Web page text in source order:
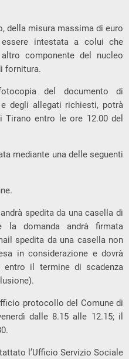
della misura massima di euro
essere intestata a colui che
componente del nucleo
fornitura.
del documento di
degli allegati richiesti, potrà
Tirano entro le ore 12.00 del
mediante una delle seguenti
spedita da una casella di
la domanda andrà firmata
spedita da una casella non
in considerazione e dovrà
entro il termine di scadenza
protocollo del Comune di
dalle 8.15 alle 12.15; il
l’Ufficio Servizio Sociale